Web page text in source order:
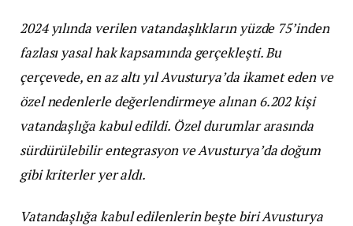
2024 yılında verilen vatandaşlıkların yüzde 75’inden
fazlası yasal hak kapsamında gerçekleşti. Bu
çerçevede, en az altı yıl Avusturya’da ikamet eden ve
özel nedenlerle değerlendirmeye alınan 6.202 kişi
vatandaşlığa kabul edildi. Özel durumlar arasında
sürdürülebilir entegrasyon ve Avusturya’da doğum
gibi kriterler yer aldı.
Vatandaşlığa kabul edilenlerin beşte biri Avusturya